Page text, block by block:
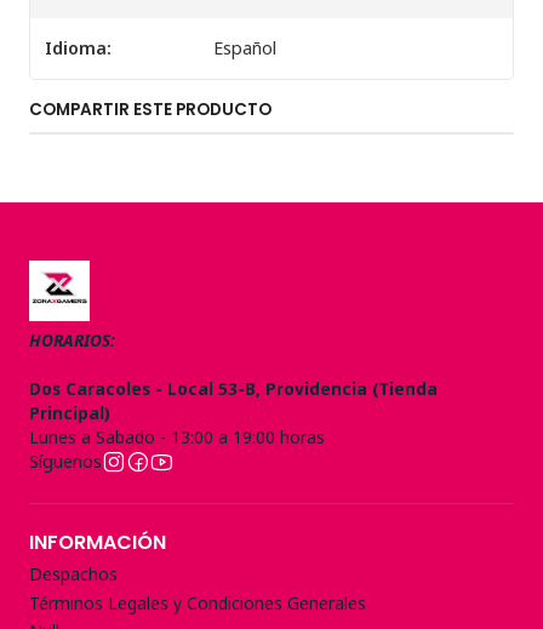
Idioma: Español
COMPARTIR ESTE PRODUCTO
HORARIOS:
Dos Caracoles - Local 53-B, Providencia (Tienda
Principal)
Lunes a Sabado - 13:00 a 19:00 horas
Síguenos
INFORMACIÓN
Despachos
Términos Legales y Condiciones Generales